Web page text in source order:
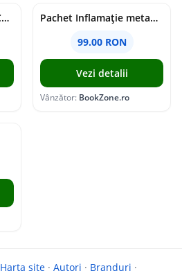
Efectul Graham. Seria Campus Diaries Vol.1
Pachet Inflamație metabolism și creier
99.00 RON
Vezi detalii
Vânzător: BookZone.ro
Harta site · Autori · Branduri ·